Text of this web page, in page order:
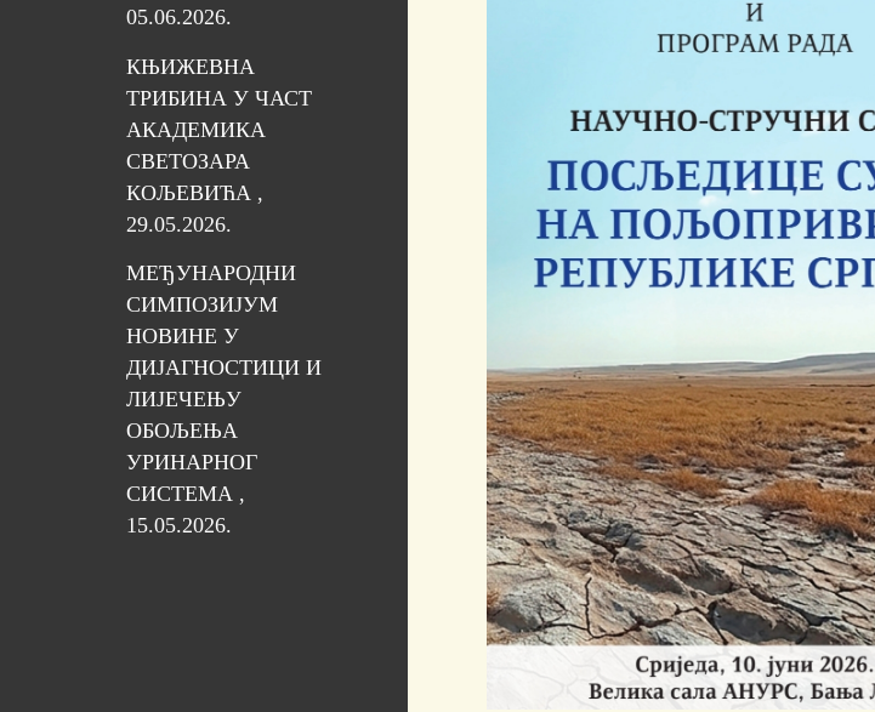
05.06.2026.
КЊИЖЕВНА
ТРИБИНА У ЧАСТ
АКАДЕМИКА
СВЕТОЗАРА
КОЉЕВИЋА ,
29.05.2026.
МЕЂУНАРОДНИ
СИМПОЗИЈУМ
НОВИНЕ У
ДИЈАГНОСТИЦИ И
ЛИЈЕЧЕЊУ
ОБОЉЕЊА
УРИНАРНОГ
СИСТЕМА ,
15.05.2026.